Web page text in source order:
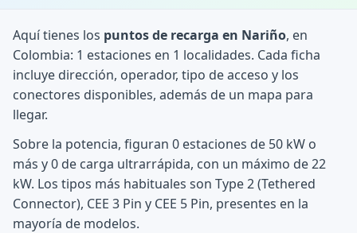
Aquí tienes los puntos de recarga en Nariño, en
Colombia: 1 estaciones en 1 localidades. Cada ficha
incluye dirección, operador, tipo de acceso y los
conectores disponibles, además de un mapa para
llegar.
Sobre la potencia, figuran 0 estaciones de 50 kW o
más y 0 de carga ultrarrápida, con un máximo de 22
kW. Los tipos más habituales son Type 2 (Tethered
Connector), CEE 3 Pin y CEE 5 Pin, presentes en la
mayoría de modelos.